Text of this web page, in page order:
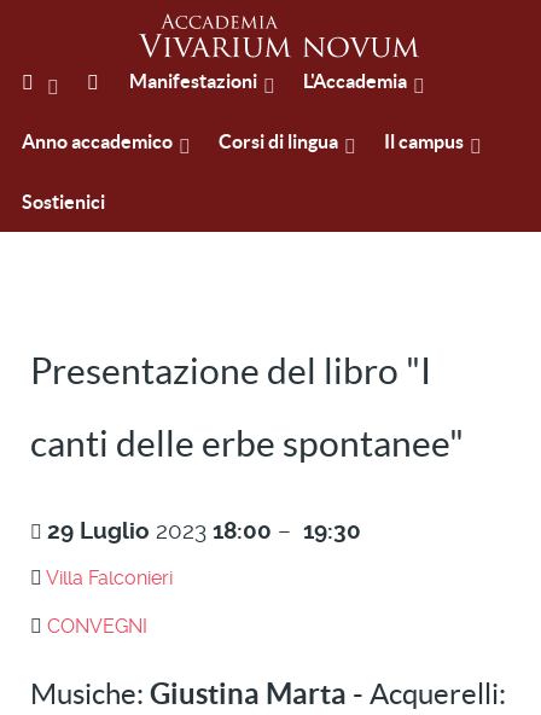
Manifestazioni L'Accademia
Anno accademico Corsi di lingua Il campus
Sostienici
Presentazione del libro "I
canti delle erbe spontanee"
29 Luglio 2023 18:00 – 19:30
Villa Falconieri
CONVEGNI
Musiche: Giustina Marta - Acquerelli: